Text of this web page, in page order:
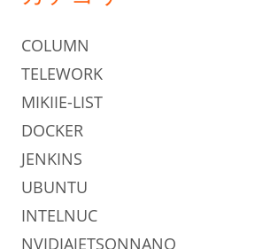
COLUMN
TELEWORK
MIKIIE-LIST
DOCKER
JENKINS
UBUNTU
INTELNUC
NVIDIAJETSONNANO